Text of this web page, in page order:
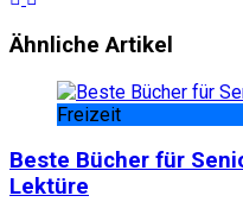
Ähnliche Artikel
Freizeit
Beste Bücher für
Lektüre